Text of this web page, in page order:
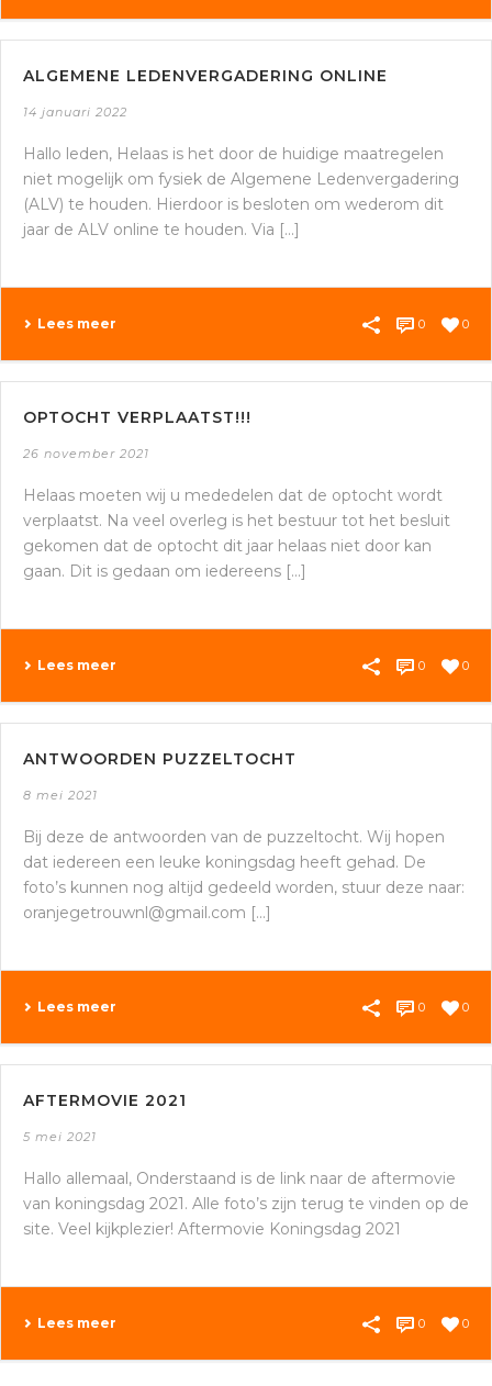
ALGEMENE LEDENVERGADERING ONLINE
14 januari 2022
Hallo leden, Helaas is het door de huidige maatregelen
niet mogelijk om fysiek de Algemene Ledenvergadering
(ALV) te houden. Hierdoor is besloten om wederom dit
jaar de ALV online te houden. Via [...]
Lees meer 0
0
OPTOCHT VERPLAATST!!!
26 november 2021
Helaas moeten wij u mededelen dat de optocht wordt
verplaatst. Na veel overleg is het bestuur tot het besluit
gekomen dat de optocht dit jaar helaas niet door kan
gaan. Dit is gedaan om iedereens [...]
Lees meer 0
0
ANTWOORDEN PUZZELTOCHT
8 mei 2021
Bij deze de antwoorden van de puzzeltocht. Wij hopen
dat iedereen een leuke koningsdag heeft gehad. De
foto’s kunnen nog altijd gedeeld worden, stuur deze naar:
oranjegetrouwnl@gmail.com [...]
Lees meer 0
0
AFTERMOVIE 2021
5 mei 2021
Hallo allemaal, Onderstaand is de link naar de aftermovie
van koningsdag 2021. Alle foto’s zijn terug te vinden op de
site. Veel kijkplezier! Aftermovie Koningsdag 2021
Lees meer 0
0